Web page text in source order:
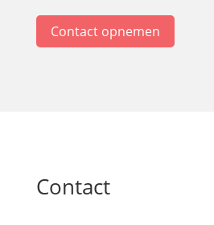
Contact opnemen
Contact